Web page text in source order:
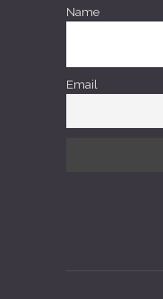
Name
Email